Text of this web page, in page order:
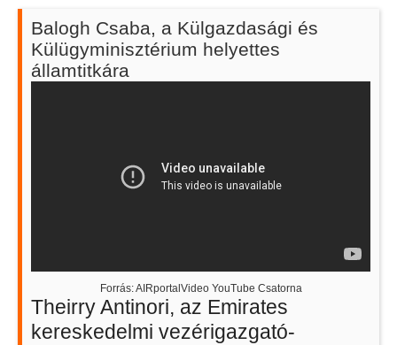
Balogh Csaba, a Külgazdasági és
Külügyminisztérium helyettes
államtitkára
Forrás: AIRportalVideo YouTube Csatorna
Theirry Antinori, az Emirates
kereskedelmi vezérigazgató-